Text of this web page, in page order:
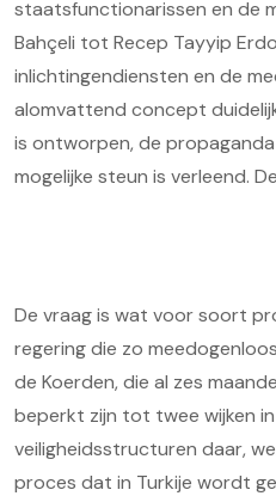
staatsfunctionarissen en de
Bahçeli tot Recep Tayyip
inlichtingendiensten en de
alomvattend concept
is ontworpen, de
mogelijke steun is verleend.
De vraag is wat voor soort
regering die zo
de Koerden, die al zes
beperkt zijn tot twee wijken
veiligheidsstructuren daar,
proces dat in Turkije wordt